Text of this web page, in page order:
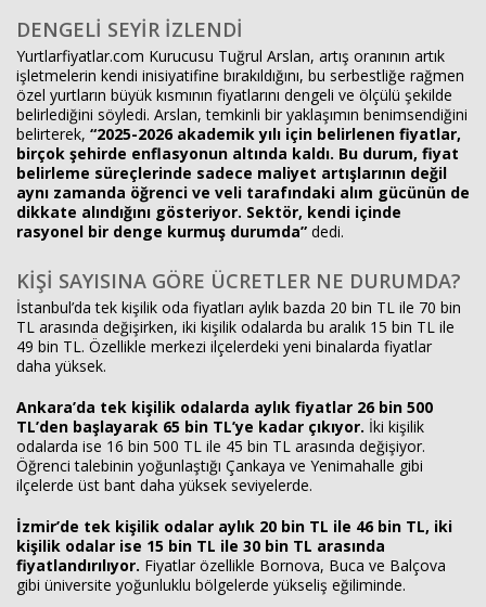
DENGELİ SEYİR İZLENDİ
Yurtlarfiyatlar.com Kurucusu Tuğrul Arslan, artış oranının artık
işletmelerin kendi inisiyatifine bırakıldığını, bu serbestliğe rağmen
özel yurtların büyük kısmının fiyatlarını dengeli ve ölçülü şekilde
belirlediğini söyledi. Arslan, temkinli bir yaklaşımın benimsendiğini
belirterek, “2025-2026 akademik yılı için belirlenen fiyatlar,
birçok şehirde enflasyonun altında kaldı. Bu durum, fiyat
belirleme süreçlerinde sadece maliyet artışlarının değil
aynı zamanda öğrenci ve veli tarafındaki alım gücünün de
dikkate alındığını gösteriyor. Sektör, kendi içinde
rasyonel bir denge kurmuş durumda” dedi.
KİŞİ SAYISINA GÖRE ÜCRETLER NE DURUMDA?
İstanbul’da tek kişilik oda fiyatları aylık bazda 20 bin TL ile 70 bin
TL arasında değişirken, iki kişilik odalarda bu aralık 15 bin TL ile
49 bin TL. Özellikle merkezi ilçelerdeki yeni binalarda fiyatlar
daha yüksek.
Ankara’da tek kişilik odalarda aylık fiyatlar 26 bin 500
TL’den başlayarak 65 bin TL’ye kadar çıkıyor. İki kişilik
odalarda ise 16 bin 500 TL ile 45 bin TL arasında değişiyor.
Öğrenci talebinin yoğunlaştığı Çankaya ve Yenimahalle gibi
ilçelerde üst bant daha yüksek seviyelerde.
İzmir’de tek kişilik odalar aylık 20 bin TL ile 46 bin TL, iki
kişilik odalar ise 15 bin TL ile 30 bin TL arasında
fiyatlandırılıyor. Fiyatlar özellikle Bornova, Buca ve Balçova
gibi üniversite yoğunluklu bölgelerde yükseliş eğiliminde.